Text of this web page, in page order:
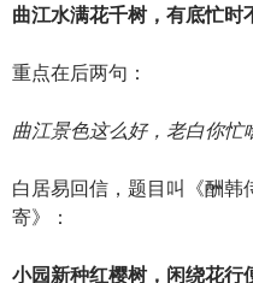
曲江水满花千树，有底忙时
重点在后两句：
曲江景色这么好，老白你忙
白居易回信，题目叫《酬
寄》：
小园新种红樱树，闲绕花行